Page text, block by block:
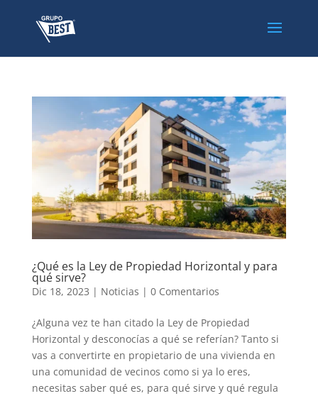
¿Qué es la Ley de Propiedad Horizontal y para
qué sirve?
Dic 18, 2023 | Noticias | 0 Comentarios
¿Alguna vez te han citado la Ley de Propiedad
Horizontal y desconocías a qué se referían? Tanto si
vas a convertirte en propietario de una vivienda en
una comunidad de vecinos como si ya lo eres,
necesitas saber qué es, para qué sirve y qué regula